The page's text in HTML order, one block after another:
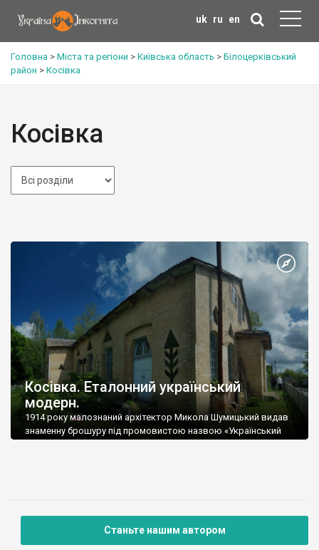
uk ru en
Головна > Міста та регіони > Київська область > Білоцерківський
район > Косівка
Косівка
Косівка. Еталонний український
модерн.
1914 року малознаний архітектор Микола Шумицький видав
знаменну брошуру під промовистою назвою «Український
Станьте нашим автором